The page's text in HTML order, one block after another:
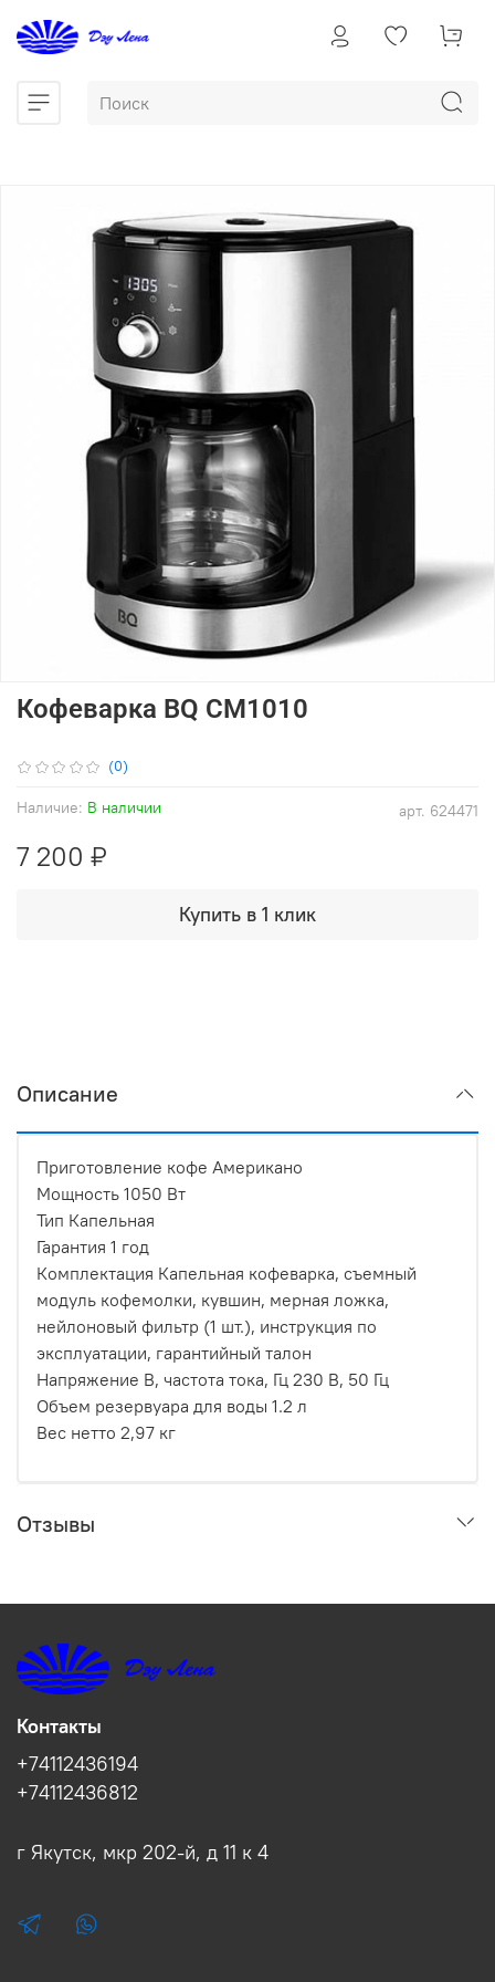
(0)
арт. 624471
Наличие: В наличии
Кофеварка BQ CM1010
7 200 ₽
Купить в 1 клик
Описание
Приготовление кофе Американо
Мощность 1050 Вт
Тип Капельная
Гарантия 1 год
Комплектация Капельная кофеварка, съемный
модуль кофемолки, кувшин, мерная ложка,
нейлоновый фильтр (1 шт.), инструкция по
эксплуатации, гарантийный талон
Напряжение В, частота тока, Гц 230 В, 50 Гц
Объем резервуара для воды 1.2 л
Вес нетто 2,97 кг
Отзывы
Контакты
+74112436194
+74112436812
г Якутск, мкр 202-й, д 11 к 4